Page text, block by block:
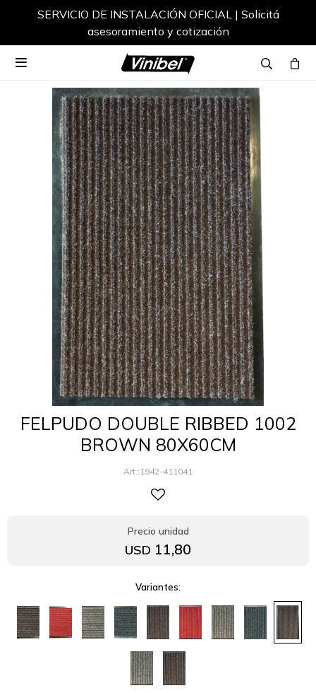
SERVICIO DE INSTALACIÓN OFICIAL | Solicitá
asesoramiento y cotización

FELPUDO DOUBLE RIBBED 1002
BROWN 80X60CM
1942-411041
USD 11,80
Variantes: